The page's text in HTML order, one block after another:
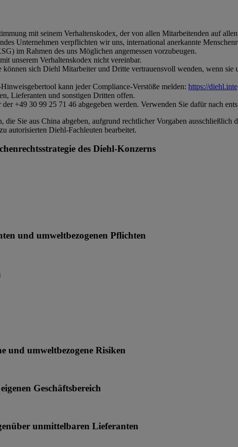
mit seinem Verhaltenskodex, der von allen Mitarbeitenden auf
Unternehmen verpflichten wir uns, international anerkannte
im Rahmen des uns Möglichen angemessen vorzubeugen.
unserem Verhaltenskodex nicht vereinbar.
können sich Diehl Mitarbeiter und Dritte vertrauensvoll wenden, wenn
kann jeder Compliance-Verstöße melden: https://
Lieferanten und sonstigen Dritten offen.
+49 30 99 25 71 46 abgegeben werden. Verwenden Sie dafür nach
die Sie aus China abgeben, aufgrund rechtlicher Vorgaben ausschließlich
autorisierten Diehl-Fachleuten bearbeitet.
des Diehl-Konzerns
und umweltbezogenen Pflichten
und umweltbezogene Risiken
Geschäftsbereich
unmittelbaren Lieferanten